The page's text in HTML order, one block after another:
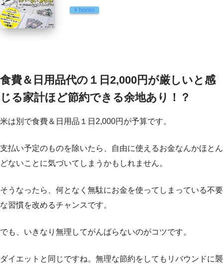
honto
食費＆日用品代の１日2,000円が厳しいと感
じる家計ほど節約できる余地あり！？
米は別で食費＆日用品１日2,000円が予算です。
支払い予定のものを除いたら、自由に使えるお金なんかほとん
どないことに気づいてしまうかもしれません。
そうなったら、何となく無駄にお金を使ってしまっている不要
な習慣を改めるチャンスです。
でも、いきなり無理してがんばらないのがコツです。
ダイエットと同じですね。無理な節約をしてもリバウンドに襲